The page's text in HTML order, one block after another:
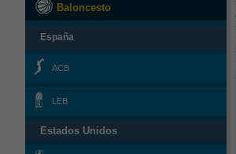
Baloncesto
España
ACB
LEB
Estados Unidos